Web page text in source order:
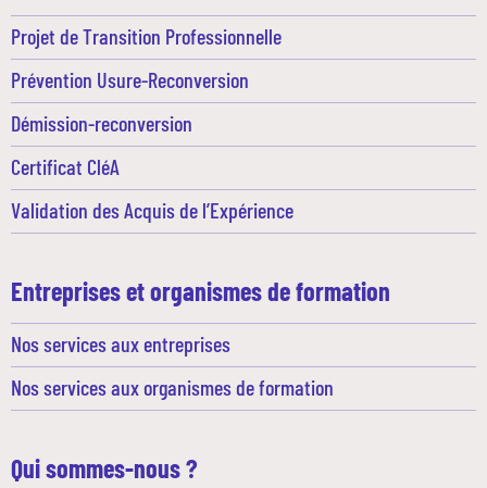
Projet de Transition Professionnelle
Prévention Usure-Reconversion
Démission-reconversion
Certificat CléA
Validation des Acquis de l’Expérience
Entreprises et organismes de formation
Nos services aux entreprises
Nos services aux organismes de formation
Qui sommes-nous ?